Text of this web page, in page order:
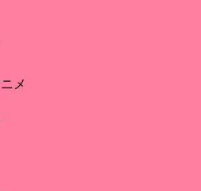
メ